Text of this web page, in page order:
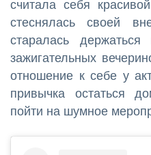
считала себя
стеснялась своей
старалась
зажигательных
отношение к себе у
привычка остаться
пойти на шумное